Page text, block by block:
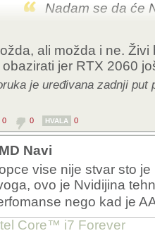
Nadam se da će
Tesko, nvidijin DLSS rastura sve u
kako ce se Amd boriti
Battlefield V: rtx
stavi ekvivalent AMD
bolju, ostriju, brzu
klase vise.lp
ali možda i ne.
obazirati jer RTX 2060
je uređivana zadnji put
0 0 HVALA 0
Navi
vise nije stvar sto
ovo je Nvidijina
nego kad je
Core™ i7 Forever